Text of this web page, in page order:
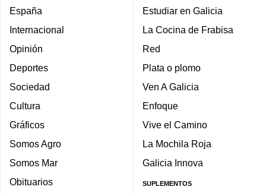
España
Internacional
Opinión
Deportes
Sociedad
Cultura
Gráficos
Somos Agro
Somos Mar
Obituarios
Estudiar en Galicia
La Cocina de Frabisa
Red
Plata o plomo
Ven A Galicia
Enfoque
Vive el Camino
La Mochila Roja
Galicia Innova
SUPLEMENTOS